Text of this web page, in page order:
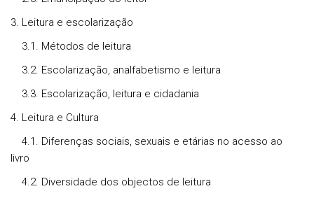
3. Leitura e escolarização
3.1. Métodos de leitura
3.2. Escolarização, analfabetismo e leitura
3.3. Escolarização, leitura e cidadania
4. Leitura e Cultura
4.1. Diferenças sociais, sexuais e etárias no acesso ao
livro
4.2. Diversidade dos objectos de leitura